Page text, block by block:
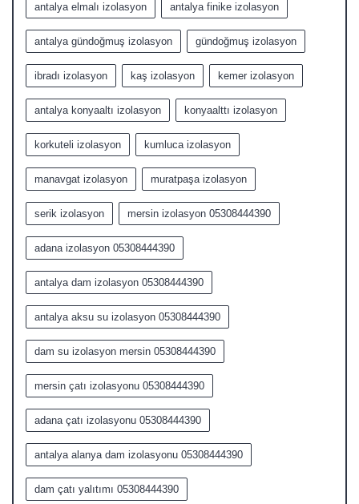
antalya elmalı izolasyon antalya finike izolasyon
antalya gündoğmuş izolasyon gündoğmuş izolasyon
ibradı izolasyon kaş izolasyon kemer izolasyon
antalya konyaaltı izolasyon konyaalttı izolasyon
korkuteli izolasyon kumluca izolasyon
manavgat izolasyon muratpaşa izolasyon
serik izolasyon mersin izolasyon 05308444390
adana izolasyon 05308444390
antalya dam izolasyon 05308444390
antalya aksu su izolasyon 05308444390
dam su izolasyon mersin 05308444390
mersin çatı izolasyonu 05308444390
adana çatı izolasyonu 05308444390
antalya alanya dam izolasyonu 05308444390
dam çatı yalıtımı 05308444390